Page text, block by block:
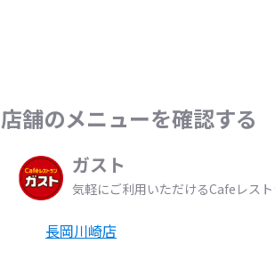
店舗のメニューを確認する
ガスト
気軽にご利用いただけるCafeレス
長岡川崎店